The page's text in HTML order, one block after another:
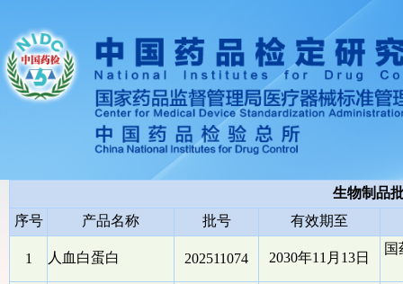
生物制品
序号
产品名称 批号 有效期至
1 人血白蛋白 202511074 2030年11月13日
国